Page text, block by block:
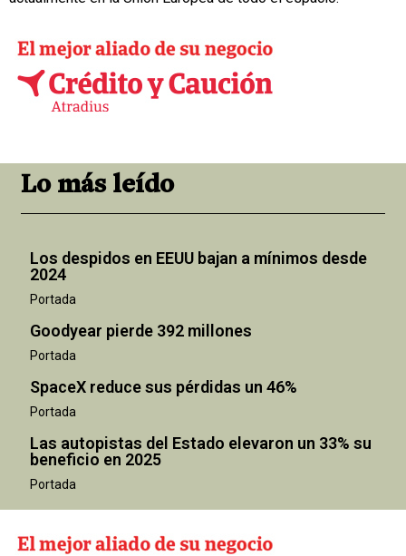
Lo más leído
Los despidos en EEUU bajan a mínimos desde
2024
Portada
Goodyear pierde 392 millones
Portada
SpaceX reduce sus pérdidas un 46%
Portada
Las autopistas del Estado elevaron un 33% su
beneficio en 2025
Portada